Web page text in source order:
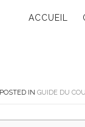
ACCUEIL
POSTED IN GUIDE DU